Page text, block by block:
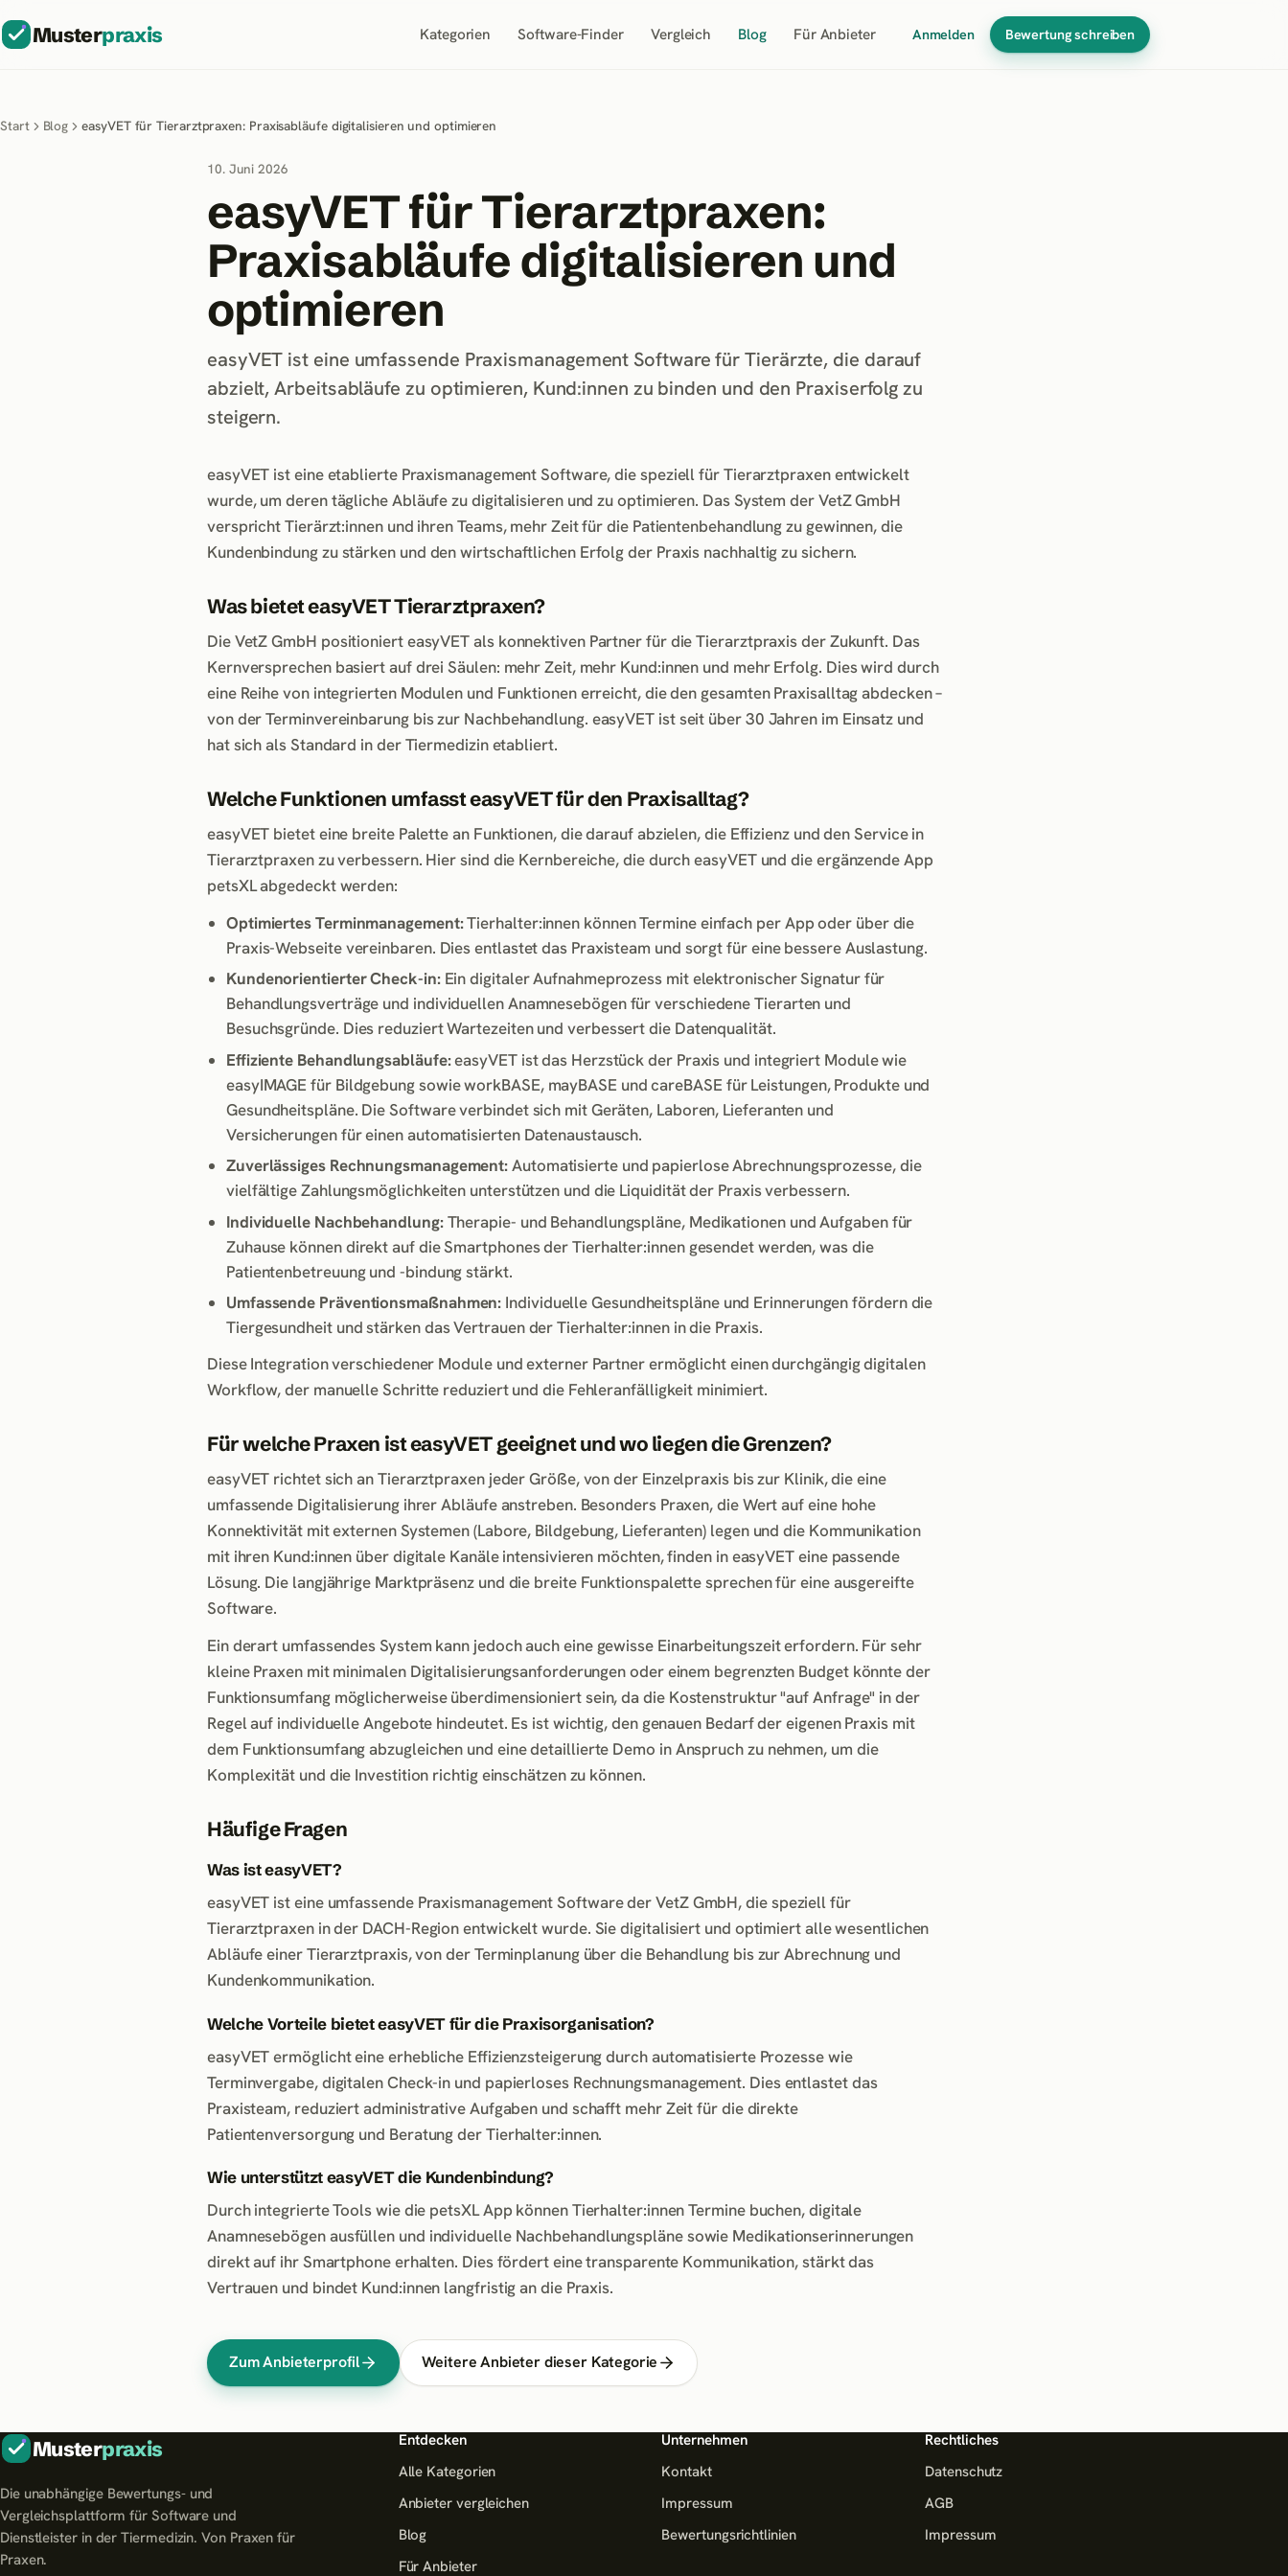
Musterpraxis Kategorien Software-Finder Vergleich Blog Für Anbieter Anmelden Bewertung schreiben
Start Blog easyVET für Tierarztpraxen: Praxisabläufe digitalisieren und optimieren
10. Juni 2026
easyVET für Tierarztpraxen:
Praxisabläufe digitalisieren und
optimieren
easyVET ist eine umfassende Praxismanagement Software für Tierärzte, die darauf
abzielt, Arbeitsabläufe zu optimieren, Kund:innen zu binden und den Praxiserfolg zu
steigern.
easyVET ist eine etablierte Praxismanagement Software, die speziell für Tierarztpraxen entwickelt
wurde, um deren tägliche Abläufe zu digitalisieren und zu optimieren. Das System der VetZ GmbH
verspricht Tierärzt:innen und ihren Teams, mehr Zeit für die Patientenbehandlung zu gewinnen, die
Kundenbindung zu stärken und den wirtschaftlichen Erfolg der Praxis nachhaltig zu sichern.
Was bietet easyVET Tierarztpraxen?
Die VetZ GmbH positioniert easyVET als konnektiven Partner für die Tierarztpraxis der Zukunft. Das
Kernversprechen basiert auf drei Säulen: mehr Zeit, mehr Kund:innen und mehr Erfolg. Dies wird durch
eine Reihe von integrierten Modulen und Funktionen erreicht, die den gesamten Praxisalltag abdecken –
von der Terminvereinbarung bis zur Nachbehandlung. easyVET ist seit über 30 Jahren im Einsatz und
hat sich als Standard in der Tiermedizin etabliert.
Welche Funktionen umfasst easyVET für den Praxisalltag?
easyVET bietet eine breite Palette an Funktionen, die darauf abzielen, die Effizienz und den Service in
Tierarztpraxen zu verbessern. Hier sind die Kernbereiche, die durch easyVET und die ergänzende App
petsXL abgedeckt werden:
Optimiertes Terminmanagement:Tierhalter:innen können Termine einfach per App oder über die
Praxis-Webseite vereinbaren. Dies entlastet das Praxisteam und sorgt für eine bessere Auslastung.
Kundenorientierter Check-in:Ein digitaler Aufnahmeprozess mit elektronischer Signatur für
Behandlungsverträge und individuellen Anamnesebögen für verschiedene Tierarten und
Besuchsgründe. Dies reduziert Wartezeiten und verbessert die Datenqualität.
Effiziente Behandlungsabläufe:easyVET ist das Herzstück der Praxis und integriert Module wie
easyIMAGE für Bildgebung sowie workBASE, mayBASE und careBASE für Leistungen, Produkte und
Gesundheitspläne. Die Software verbindet sich mit Geräten, Laboren, Lieferanten und
Versicherungen für einen automatisierten Datenaustausch.
Zuverlässiges Rechnungsmanagement:Automatisierte und papierlose Abrechnungsprozesse, die
vielfältige Zahlungsmöglichkeiten unterstützen und die Liquidität der Praxis verbessern.
Individuelle Nachbehandlung:Therapie- und Behandlungspläne, Medikationen und Aufgaben für
Zuhause können direkt auf die Smartphones der Tierhalter:innen gesendet werden, was die
Patientenbetreuung und -bindung stärkt.
Umfassende Präventionsmaßnahmen: Individuelle Gesundheitspläne und Erinnerungen fördern die
Tiergesundheit und stärken das Vertrauen der Tierhalter:innen in die Praxis.
Diese Integration verschiedener Module und externer Partner ermöglicht einen durchgängig digitalen
Workflow, der manuelle Schritte reduziert und die Fehleranfälligkeit minimiert.
Für welche Praxen ist easyVET geeignet und wo liegen die Grenzen?
easyVET richtet sich an Tierarztpraxen jeder Größe, von der Einzelpraxis bis zur Klinik, die eine
umfassende Digitalisierung ihrer Abläufe anstreben. Besonders Praxen, die Wert auf eine hohe
Konnektivität mit externen Systemen (Labore, Bildgebung, Lieferanten) legen und die Kommunikation
mit ihren Kund:innen über digitale Kanäle intensivieren möchten, finden in easyVET eine passende
Lösung. Die langjährige Marktpräsenz und die breite Funktionspalette sprechen für eine ausgereifte
Software.
Ein derart umfassendes System kann jedoch auch eine gewisse Einarbeitungszeit erfordern. Für sehr
kleine Praxen mit minimalen Digitalisierungsanforderungen oder einem begrenzten Budget könnte der
Funktionsumfang möglicherweise überdimensioniert sein, da die Kostenstruktur "auf Anfrage" in der
Regel auf individuelle Angebote hindeutet. Es ist wichtig, den genauen Bedarf der eigenen Praxis mit
dem Funktionsumfang abzugleichen und eine detaillierte Demo in Anspruch zu nehmen, um die
Komplexität und die Investition richtig einschätzen zu können.
Häufige Fragen
Was ist easyVET?
easyVET ist eine umfassende Praxismanagement Software der VetZ GmbH, die speziell für
Tierarztpraxen in der DACH-Region entwickelt wurde. Sie digitalisiert und optimiert alle wesentlichen
Abläufe einer Tierarztpraxis, von der Terminplanung über die Behandlung bis zur Abrechnung und
Kundenkommunikation.
Welche Vorteile bietet easyVET für die Praxisorganisation?
easyVET ermöglicht eine erhebliche Effizienzsteigerung durch automatisierte Prozesse wie
Terminvergabe, digitalen Check-in und papierloses Rechnungsmanagement. Dies entlastet das
Praxisteam, reduziert administrative Aufgaben und schafft mehr Zeit für die direkte
Patientenversorgung und Beratung der Tierhalter:innen.
Wie unterstützt easyVET die Kundenbindung?
Durch integrierte Tools wie die petsXL App können Tierhalter:innen Termine buchen, digitale
Anamnesebögen ausfüllen und individuelle Nachbehandlungspläne sowie Medikationserinnerungen
direkt auf ihr Smartphone erhalten. Dies fördert eine transparente Kommunikation, stärkt das
Vertrauen und bindet Kund:innen langfristig an die Praxis.
Zum Anbieterprofil Weitere Anbieter dieser Kategorie
Musterpraxis
Die unabhängige Bewertungs- und
Vergleichsplattform für Software und
Dienstleister in der Tiermedizin. Von Praxen für
Praxen.
Entdecken
Alle Kategorien
Anbieter vergleichen
Blog
Für Anbieter
Unternehmen
Kontakt
Impressum
Bewertungsrichtlinien
Rechtliches
Datenschutz
AGB
Impressum